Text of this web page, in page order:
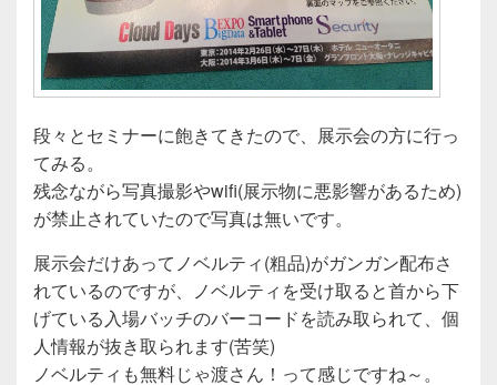
段々とセミナーに飽きてきたので、展示会の方に行っ
てみる。
残念ながら写真撮影やwifi(展示物に悪影響があるため)
が禁止されていたので写真は無いです。
展示会だけあってノベルティ(粗品)がガンガン配布さ
れているのですが、ノベルティを受け取ると首から下
げている入場バッチのバーコードを読み取られて、個
人情報が抜き取られます(苦笑)
ノベルティも無料じゃ渡さん！って感じですね～。